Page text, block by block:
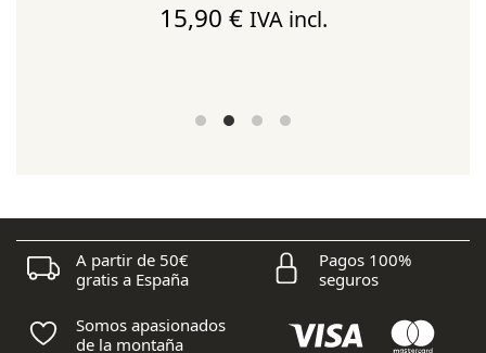
15,90 € IVA incl.
A partir de 50€
gratis a España
Pagos 100%
seguros
Somos apasionados
de la montaña